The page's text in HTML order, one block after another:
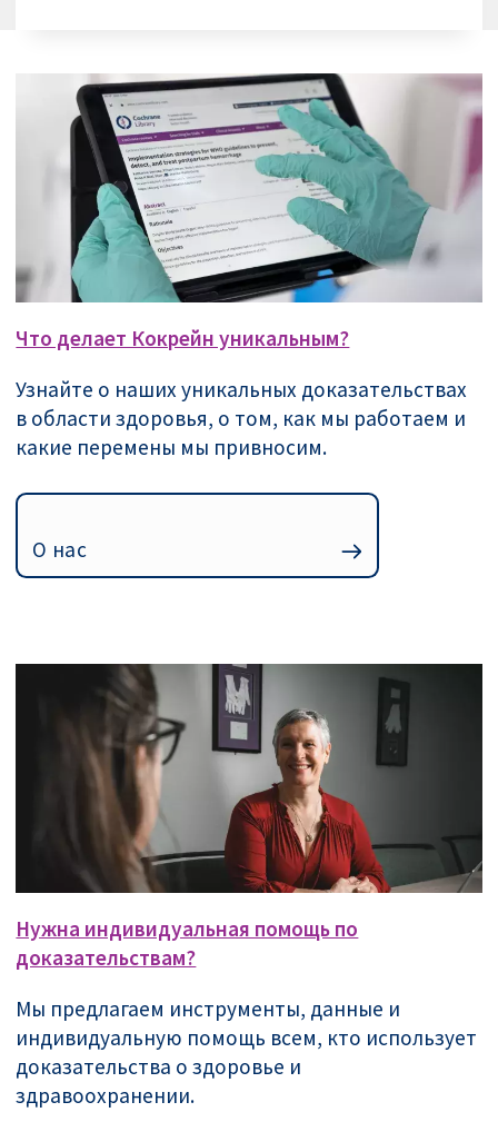
Что делает Кокрейн уникальным?
Узнайте о наших уникальных доказательствах
в области здоровья, о том, как мы работаем и
какие перемены мы привносим.
О нас
Нужна индивидуальная помощь по
доказательствам?
Мы предлагаем инструменты, данные и
индивидуальную помощь всем, кто использует
доказательства о здоровье и
здравоохранении.